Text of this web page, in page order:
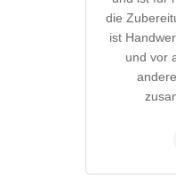
die
ist
und vor